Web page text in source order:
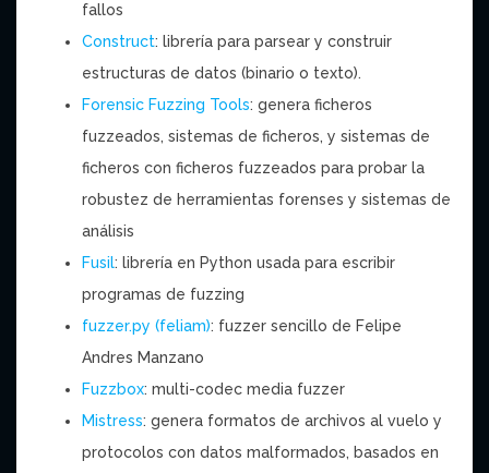
fallos
Construct: librería para parsear y construir
estructuras de datos (binario o texto).
Forensic Fuzzing Tools: genera ficheros
fuzzeados, sistemas de ficheros, y sistemas de
ficheros con ficheros fuzzeados para probar la
robustez de herramientas forenses y sistemas de
análisis
Fusil: librería en Python usada para escribir
programas de fuzzing
fuzzer.py (feliam): fuzzer sencillo de Felipe
Andres Manzano
Fuzzbox: multi-codec media fuzzer
Mistress: genera formatos de archivos al vuelo y
protocolos con datos malformados, basados en